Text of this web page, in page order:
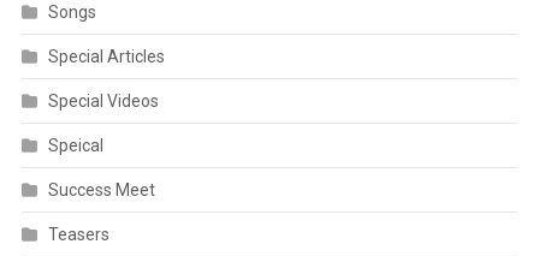
Songs
Special Articles
Special Videos
Speical
Success Meet
Teasers